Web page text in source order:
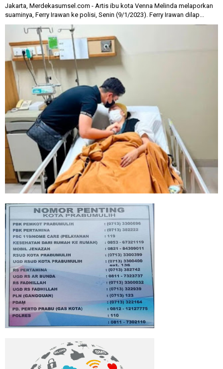
Jakarta, Merdekasumsel.com - Artis ibu kota Venna Melinda melaporkan
suaminya, Ferry Irawan ke polisi, Senin (9/1/2023). Ferry Irawan dilap...